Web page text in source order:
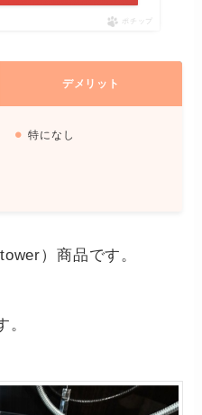
ポチップ
デメリット
特になし
）商品です。
。